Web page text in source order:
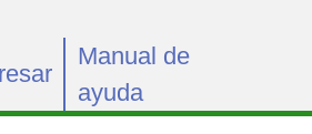
Manual de
ayuda